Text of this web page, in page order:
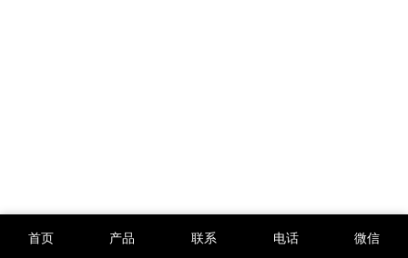
首页 产品 联系 电话 微信